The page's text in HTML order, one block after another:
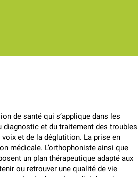
de santé qui s’applique dans les
diagnostic et du traitement des troubles
voix et de la déglutition. La prise en
médicale. L’orthophoniste ainsi que
un plan thérapeutique adapté aux
ou retrouver une qualité de vie